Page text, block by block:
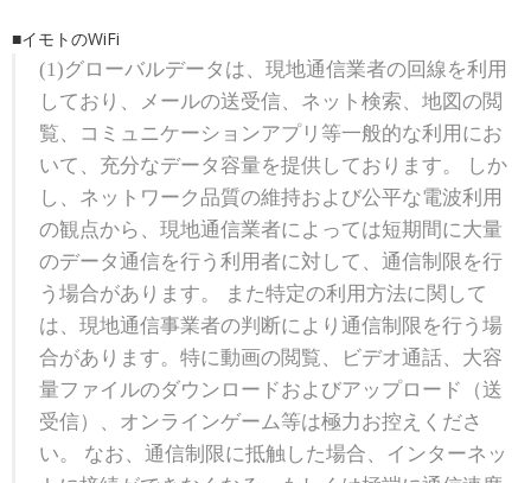
■イモトのWiFi
(1)グローバルデータは、現地通信業者の回線を利用
しており、メールの送受信、ネット検索、地図の閲
覧、コミュニケーションアプリ等一般的な利用にお
いて、充分なデータ容量を提供しております。 しか
し、ネットワーク品質の維持および公平な電波利用
の観点から、現地通信業者によっては短期間に大量
のデータ通信を行う利用者に対して、通信制限を行
う場合があります。 また特定の利用方法に関して
は、現地通信事業者の判断により通信制限を行う場
合があります。特に動画の閲覧、ビデオ通話、大容
量ファイルのダウンロードおよびアップロード（送
受信）、オンラインゲーム等は極力お控えくださ
い。 なお、通信制限に抵触した場合、インターネッ